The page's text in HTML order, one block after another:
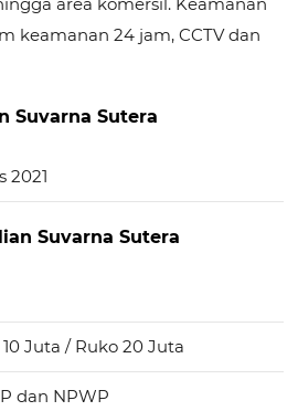
keamanan 24 jam, CCTV dan
Suvarna Sutera
2021
Suvarna Sutera
Juta / Ruko 20 Juta
dan NPWP